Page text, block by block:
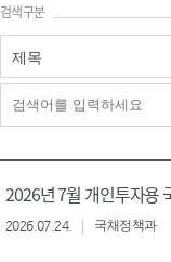
검색구분
제목
2026년 7월 개인투자용
2026.07.24. 국채정책과